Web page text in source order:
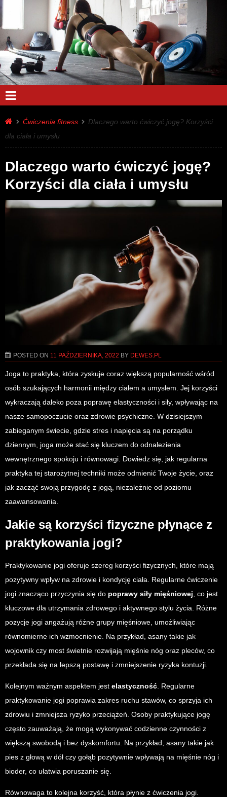
Ćwiczenia fitness
Dlaczego warto ćwiczyć jogę? Korzyści
dla ciała i umysłu
Dlaczego warto ćwiczyć jogę?
Korzyści dla ciała i umysłu
POSTED ON 11 PAŹDZIERNIKA, 2022 BY DEWES.PL
Joga to praktyka, która zyskuje coraz większą popularność wśród
osób szukających harmonii między ciałem a umysłem. Jej korzyści
wykraczają daleko poza poprawę elastyczności i siły, wpływając na
nasze samopoczucie oraz zdrowie psychiczne. W dzisiejszym
zabieganym świecie, gdzie stres i napięcia są na porządku
dziennym, joga może stać się kluczem do odnalezienia
wewnętrznego spokoju i równowagi. Dowiedz się, jak regularna
praktyka tej starożytnej techniki może odmienić Twoje życie, oraz
jak zacząć swoją przygodę z jogą, niezależnie od poziomu
zaawansowania.
Jakie są korzyści fizyczne płynące z
praktykowania jogi?
Praktykowanie jogi oferuje szereg korzyści fizycznych, które mają
pozytywny wpływ na zdrowie i kondycję ciała. Regularne ćwiczenie
jogi znacząco przyczynia się do poprawy siły mięśniowej , co jest
kluczowe dla utrzymania zdrowego i aktywnego stylu życia. Różne
pozycje jogi angażują różne grupy mięśniowe, umożliwiając
równomierne ich wzmocnienie. Na przykład, asany takie jak
wojownik czy most świetnie rozwijają mięśnie nóg oraz pleców, co
przekłada się na lepszą postawę i zmniejszenie ryzyka kontuzji.
Kolejnym ważnym aspektem jest elastyczność . Regularne
praktykowanie jogi poprawia zakres ruchu stawów, co sprzyja ich
zdrowiu i zmniejsza ryzyko przeciążeń. Osoby praktykujące jogę
często zauważają, że mogą wykonywać codzienne czynności z
większą swobodą i bez dyskomfortu. Na przykład, asany takie jak
pies z głową w dół czy gołąb pozytywnie wpływają na mięśnie nóg i
bioder, co ułatwia poruszanie się.
Równowaga to kolejna korzyść, która płynie z ćwiczenia jogi.